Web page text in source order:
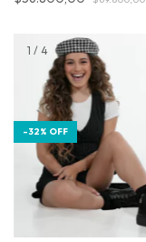
1 / 4
-32% OFF